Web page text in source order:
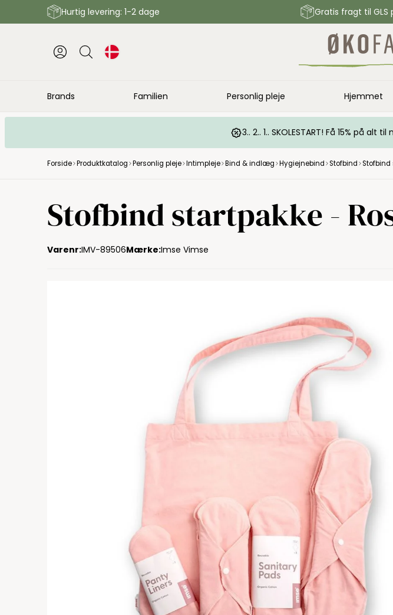
Hurtig levering: 1-2 dage Gratis fragt til GLS
Brands Familien Personlig pleje Hjemmet
3.. 2.. 1.. SKOLESTART! Få 15% på
Forside Produktkatalog Personlig pleje Intimpleje Bind & indlæg Hygiejnebind Stofbind Stofbind
Stofbind startpakke -
Varenr:IMV-89506Mærke:Imse Vimse